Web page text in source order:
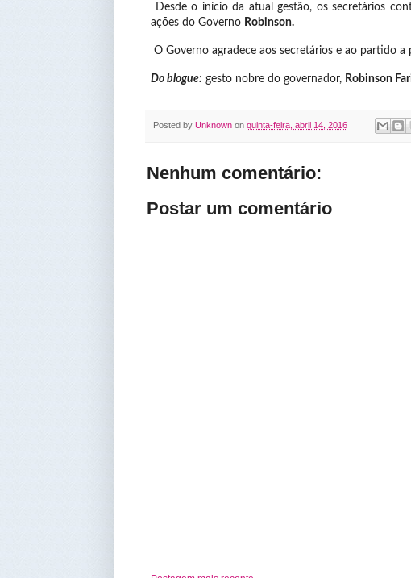
Desde o início da atual gestão, os secretários
ações do Governo Robinson.
O Governo agradece aos secretários e ao partido
Do blogue: gesto nobre do governador, Robinson
Posted by Unknown on quinta-feira, abril 14, 2016
Nenhum comentário:
Postar um comentário